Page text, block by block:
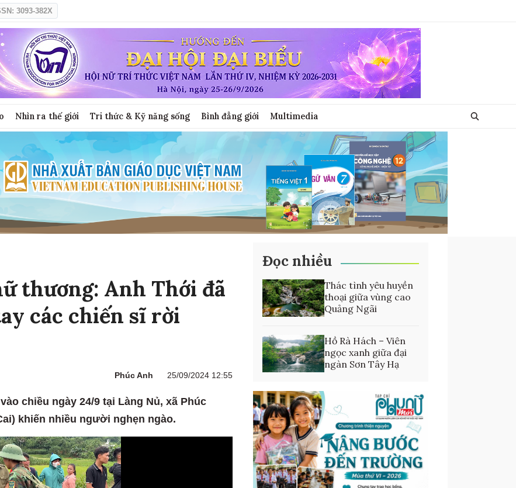
3093-382X
Nhìn ra thế giới Tri thức & Kỹ năng sống Bình đẳng giới Multimedia
thương: Anh Thới đã
các chiến sĩ rời
Phúc Anh 25/09/2024 12:55
chiều ngày 24/9 tại Làng Nủ, xã Phúc
khiến nhiều người nghẹn ngào.
Đọc nhiều
Thác tình yêu huyền
thoại giữa vùng cao
Quảng Ngãi
Hồ Rà Hách – Viên
ngọc xanh giữa đại
ngàn Sơn Tây Hạ